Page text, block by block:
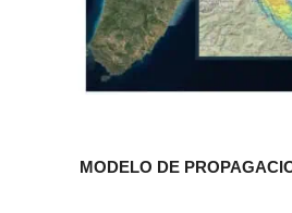
MODELO DE